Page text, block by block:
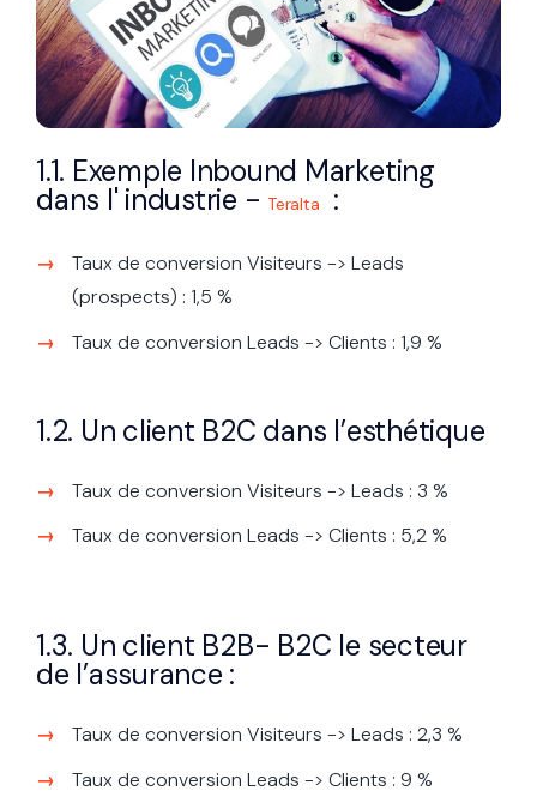
1.1. Exemple Inbound Marketing
dans l' industrie -Teralta :
Taux de conversion Visiteurs -> Leads
(prospects) : 1,5 %
Taux de conversion Leads -> Clients : 1,9 %
1.2. Un client B2C dans l’esthétique
Taux de conversion Visiteurs -> Leads : 3 %
Taux de conversion Leads -> Clients : 5,2 %
1.3. Un client B2B- B2C le secteur
de l’assurance :
Taux de conversion Visiteurs -> Leads : 2,3 %
Taux de conversion Leads -> Clients : 9 %